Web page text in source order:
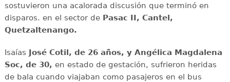
sostuvieron una acalorada discusión que terminó en
disparos. en el sector de Pasac II, Cantel,
Quetzaltenango.
Isaías José Cotil, de 26 años, y Angélica Magdalena
Soc, de 30, en estado de gestación, sufrieron heridas
de bala cuando viajaban como pasajeros en el bus